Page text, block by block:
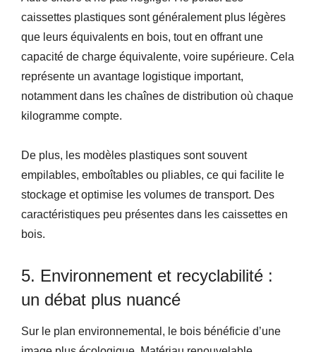
caissettes plastiques sont généralement plus légères
que leurs équivalents en bois, tout en offrant une
capacité de charge équivalente, voire supérieure. Cela
représente un avantage logistique important,
notamment dans les chaînes de distribution où chaque
kilogramme compte.
De plus, les modèles plastiques sont souvent
empilables, emboîtables ou pliables, ce qui facilite le
stockage et optimise les volumes de transport. Des
caractéristiques peu présentes dans les caissettes en
bois.
5. Environnement et recyclabilité :
un débat plus nuancé
Sur le plan environnemental, le bois bénéficie d’une